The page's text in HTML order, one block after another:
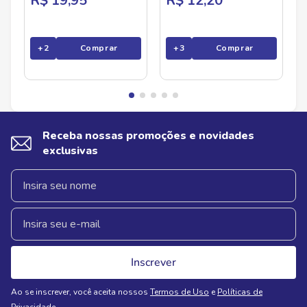
+2 Comprar +3 Comprar
Receba nossas promoções e novidades
exclusivas
Inscrever
Ao se inscrever, você aceita nossos Termos de Uso e Políticas de